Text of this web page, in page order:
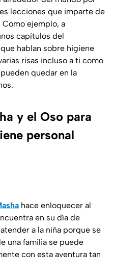
lecciones que imparte de
ejemplo, a
capítulos del
hablan sobre higiene
risas incluso a ti como
quedar en la
y el Oso para
personal
hace enloquecer al
en su día de
a la niña porque se
una familia se puede
con esta aventura tan